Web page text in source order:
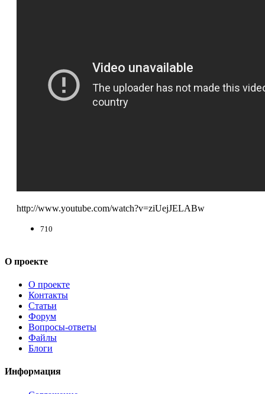
http://www.youtube.com/watch?v=ziUejJELABw
710
О проекте
О проекте
Контакты
Статьи
Форум
Вопросы-ответы
Файлы
Блоги
Информация